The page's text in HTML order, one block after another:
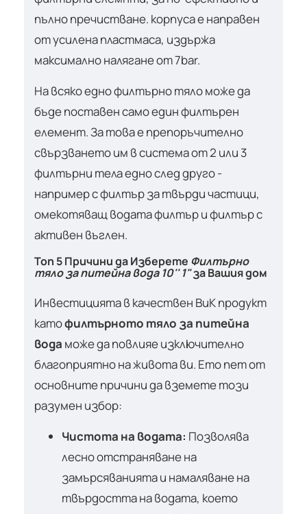
пълно пречистване. корпуса е направен
от усилена пластмаса, издържа
максимално налягане от 7bar.
На всяко едно филтърно тяло може да
бъде поставен само един филтърен
елемент. За това е препоръчително
свързването им в система от 2 или 3
филтърни тела едно след друго -
например с филтър за твърди частици,
омекотяващ водата филтър и филтър с
активен въглен.
Топ 5 Причини да Изберете Филтърно
тяло за питейна вода 10'' 1"за Вашия дом
Инвестицията в качествен ВиК продукт
катофилтърното тяло за питейна
вода може да повлияе изключително
благоприятно на живота ви. Ето пет от
основните причини да вземете този
разумен избор:
Чистота на водата: Позволява
лесно отстраняване на
замърсяванията и намаляване на
твърдостта на водата, което